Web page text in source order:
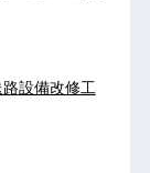
設備改修工